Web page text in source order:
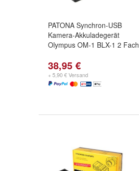
PATONA Synchron-USB
Kamera-Akkuladegerät
Olympus OM-1 BLX-1 2 Fach
38,95 €
+ 5,90 € Versand